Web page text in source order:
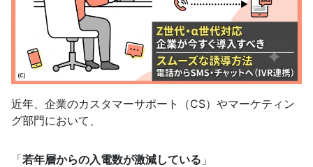
近年、企業のカスタマーサポート（CS）やマーケティン
グ部門において、
「若年層からの入電数が激減している 」